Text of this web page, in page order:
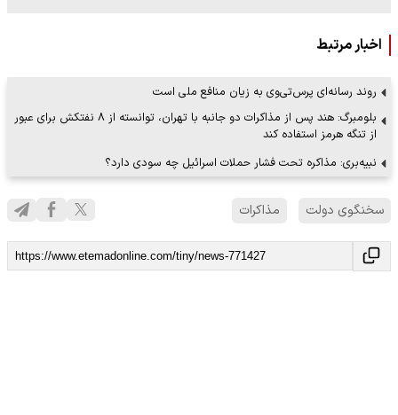
اخبار مرتبط
روند رسانه‌ای پرس‌تی‌وی به زیان منافع ملی است
بلومبرگ: هند پس از مذاکرات دو جانبه با تهران، توانسته از ۸ نفتکش برای عبور
از تنگه هرمز استفاده کند
نبیه‌بری: مذاکره تحت فشار حملات اسرائیل چه سودی دارد؟
سخنگوی دولت مذاکرات